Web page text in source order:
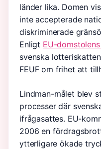
länder lika. Domen
inte accepterade
diskriminerade
Enligt EU-
svenska
FEUF om frihet att
Lindman-målet blev
processer där
ifrågasattes. EU-
2006 en
ytterligare ökade